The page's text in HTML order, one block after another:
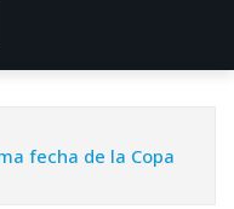
fecha de la Copa